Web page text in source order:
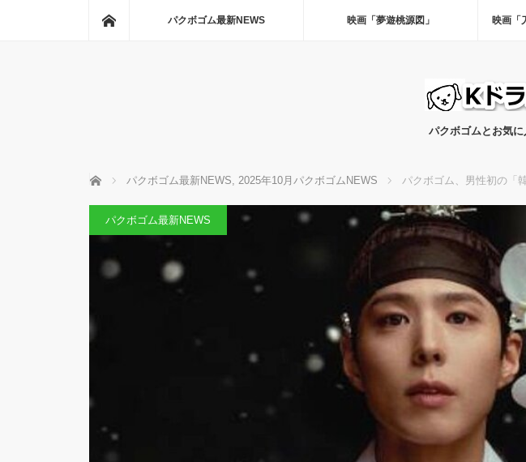
パクボゴム最新NEWS 映画「夢遊桃源図」 映画「
パクボゴムとお気
ホーム パクボゴム最新NEWS, 2025年10月パクボゴムNEWS パクボゴム、男性初の「
パクボゴム最新NEWS